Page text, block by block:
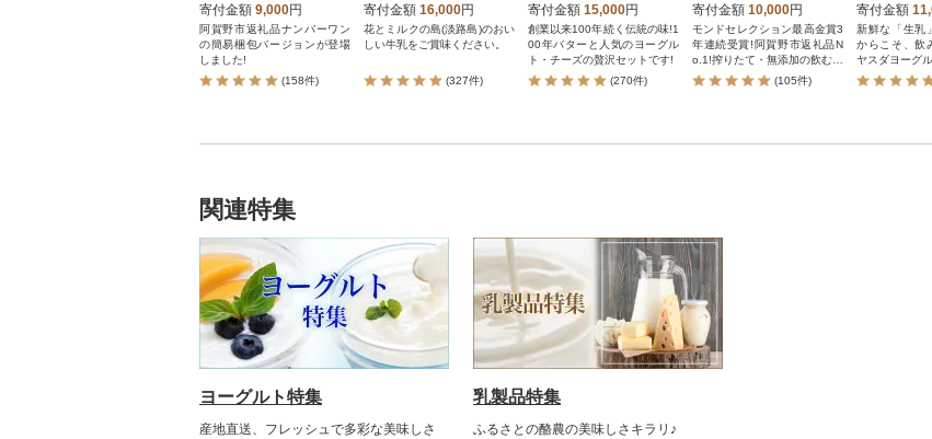
寄付金額 9,000円
阿賀野市返礼品ナンバーワン
の簡易梱包バージョンが登場
しました!
(158件)
寄付金額 16,000円
花とミルクの島(淡路島)のおい
しい牛乳をご賞味ください。
(327件)
寄付金額 15,000円
創業以来100年続く伝統の味!1
00年バターと人気のヨーグル
ト・チーズの贅沢セットです!
(270件)
寄付金額 10,000円
モンドセレクション最高金賞3
年連続受賞!阿賀野市返礼品N
o.1!搾りたて・無添加の飲むヨ
ーグルトです。 (105件)
ル
寄付金額
新鮮な「生乳
からこそ、飲
ヤスダヨーグ
関連特集
ヨーグルト特集
産地直送、フレッシュで多彩な美味しさ
乳製品特集
ふるさとの酪農の美味しさキラリ♪